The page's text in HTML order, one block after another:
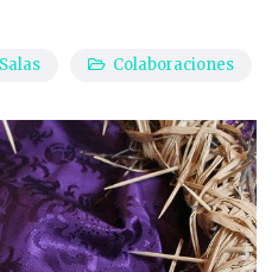
Colaboraciones